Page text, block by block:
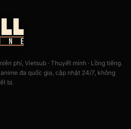
phí, Vietsub · Thuyết minh · Lồng tiếng.
đa quốc gia, cập nhật 24/7, không
bị.